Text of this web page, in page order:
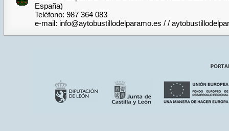
España)
Teléfono: 987 364 083
e-mail: info@aytobustillodelparamo.es / /